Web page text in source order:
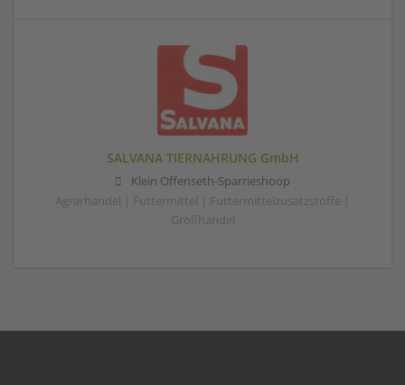
SALVANA TIERNAHRUNG GmbH
Klein Offenseth-Sparrieshoop
Agrarhandel | Futtermittel | Futtermittelzusatzstoffe |
Großhandel